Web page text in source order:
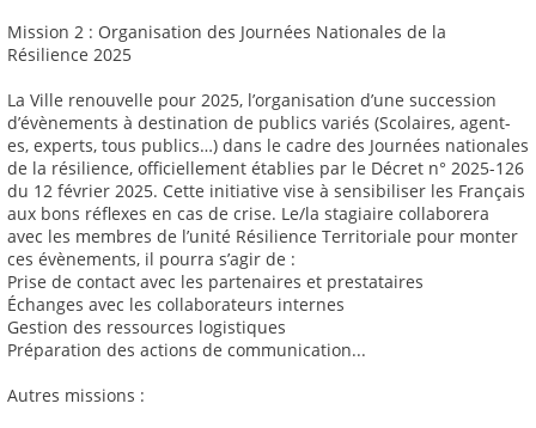
Mission 2 : Organisation des Journées Nationales de la
Résilience 2025
La Ville renouvelle pour 2025, l’organisation d’une succession
d’évènements à destination de publics variés (Scolaires, agent-
es, experts, tous publics…) dans le cadre des Journées nationales
de la résilience, officiellement établies par le Décret n° 2025-126
du 12 février 2025. Cette initiative vise à sensibiliser les Français
aux bons réflexes en cas de crise. Le/la stagiaire collaborera
avec les membres de l’unité Résilience Territoriale pour monter
ces évènements, il pourra s’agir de :
Prise de contact avec les partenaires et prestataires
Échanges avec les collaborateurs internes
Gestion des ressources logistiques
Préparation des actions de communication...
Autres missions :